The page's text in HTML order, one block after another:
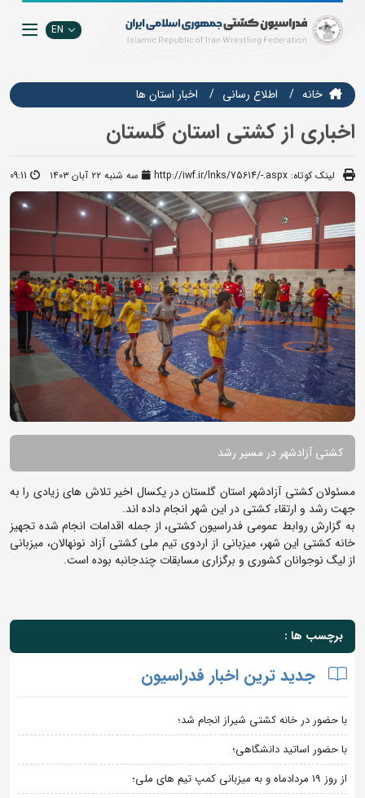
EN
خانه اطلاع رسانی اخبار استان ها
اخباری از کشتی استان گلستان
لینک کوتاه: http://iwf.ir/lnks/75614/-.aspx سه شنبه ۲۲ آبان ۱۴۰۳ 09:11
کشتی آزادشهر در مسیر رشد
مسئولان کشتی آزادشهر استان گلستان در یکسال اخیر تلاش های زیادی را به
جهت رشد و ارتقاء کشتی در این شهر انجام داده اند.
به گزارش روابط عمومی فدراسیون کشتی، از جمله اقدامات انجام شده تجهیز
خانه کشتی این شهر، میزبانی از اردوی تیم ملی کشتی آزاد نونهالان، میزبانی
از لیگ نوجوانان کشوری و برگزاری مسابقات چندجانبه بوده است.
برچسب ها :
جدید ترین اخبار فدراسیون
با حضور در خانه کشتی شیراز انجام شد؛
با حضور اساتید دانشگاهی؛
از روز 19 مردادماه و به میزبانی کمپ تیم های ملی؛